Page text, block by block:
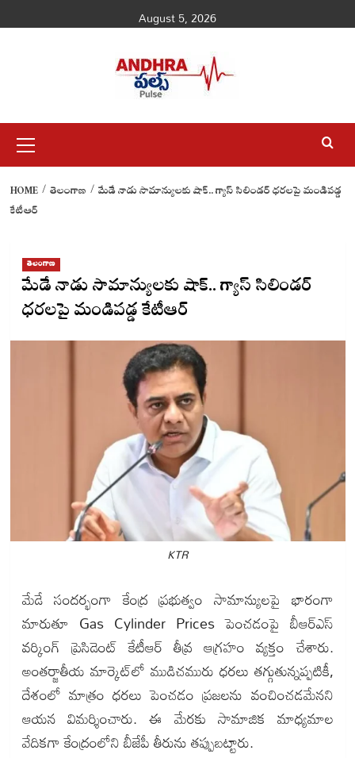
to
August 5, 2026
Menu
HOME తెలంగాణ
మేడే నాడు సామాన్యులకు షాక్.. గ్యాస్ సిలిండర్ ధరలపై మండిపడ్డ
కేటీఆర్
తెలంగాణ
మేడే నాడు సామాన్యులకు షాక్.. గ్యాస్ సిలిండర్
ధరలపై మండిపడ్డ కేటీఆర్
KTR
మేడే సందర్భంగా కేంద్ర ప్రభుత్వం సామాన్యులపై భారంగా
మారుతూ Gas Cylinder Prices పెంచడంపై బీఆర్‌ఎస్
వర్కింగ్ ప్రెసిడెంట్ కేటీఆర్ తీవ్ర ఆగ్రహం వ్యక్తం చేశారు.
అంతర్జాతీయ మార్కెట్‌లో ముడిచమురు ధరలు తగ్గుతున్నప్పటికీ,
దేశంలో మాత్రం ధరలు పెంచడం ప్రజలను వంచించడమేనని
ఆయన విమర్శించారు. ఈ మేరకు సామాజిక మాధ్యమాల
వేదికగా కేంద్రంలోని బీజేపీ తీరును తప్పుబట్టారు.